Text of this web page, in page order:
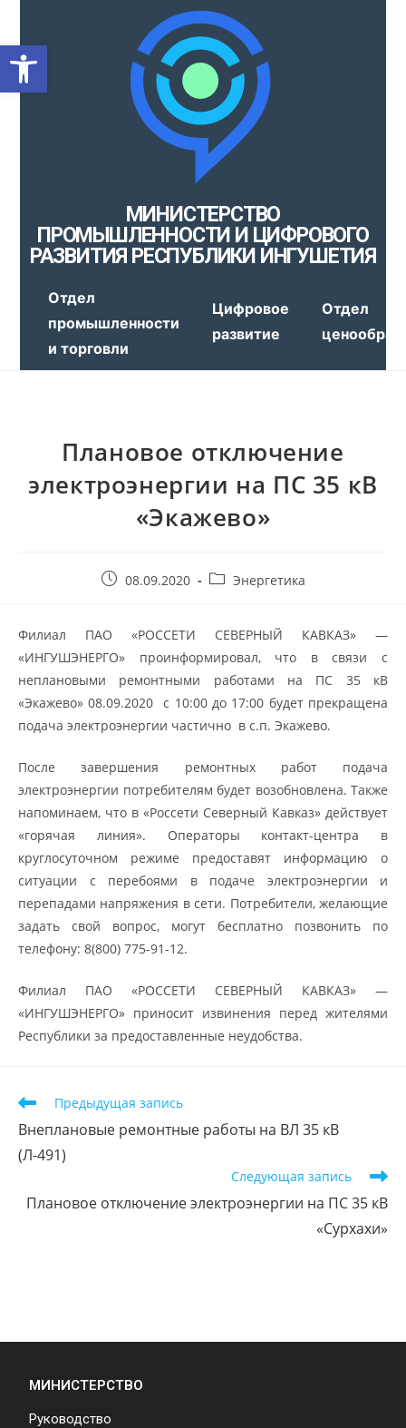
Открыть панель
МИНИСТЕРСТВО
ПРОМЫШЛЕННОСТИ И ЦИФРОВОГО
РАЗВИТИЯ РЕСПУБЛИКИ ИНГУШЕТИЯ
Отдел
промышленности
и торговли
Цифровое
развитие
Отдел
Плановое отключение
электроэнергии на ПС 35 кВ
«Экажево»
08.09.2020 Энергетика
Филиал ПАО «РОССЕТИ СЕВЕРНЫЙ КАВКАЗ» —
«ИНГУШЭНЕРГО» проинформировал, что в связи с
неплановыми ремонтными работами на ПС 35 кВ
«Экажево» 08.09.2020 с 10:00 до 17:00 будет прекращена
подача электроэнергии частично в с.п. Экажево.
После завершения ремонтных работ подача
электроэнергии потребителям будет возобновлена. Также
напоминаем, что в «Россети Северный Кавказ» действует
«горячая линия». Операторы контакт-центра в
круглосуточном режиме предоставят информацию о
ситуации с перебоями в подаче электроэнергии и
перепадами напряжения в сети. Потребители, желающие
задать свой вопрос, могут бесплатно позвонить по
телефону: 8(800) 775-91-12.
Филиал ПАО «РОССЕТИ СЕВЕРНЫЙ КАВКАЗ» —
«ИНГУШЭНЕРГО» приносит извинения перед жителями
Республики за предоставленные неудобства.
Предыдущая запись
Внеплановые ремонтные работы на ВЛ 35 кВ
(Л-491)
Следующая запись
Плановое отключение электроэнергии на ПС 35 кВ
«Сурхахи»
МИНИСТЕРСТВО
Руководство